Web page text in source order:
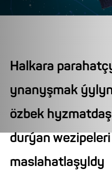
Halkara
ynanyşmak
özbek
durýan
maslahatlaşyldy